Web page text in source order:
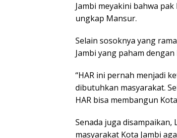
Jambi meyakini bahwa
ungkap Mansur.
Selain sosoknya yang
Jambi yang paham
“HAR ini pernah menjadi
dibutuhkan masyarakat.
HAR bisa membangun
Senada juga disampaikan,
masyarakat Kota Jambi